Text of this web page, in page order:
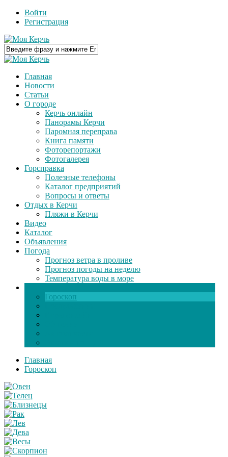
Войти
Регистрация
Главная
Новости
Статьи
О городе
Керчь онлайн
Панорамы Керчи
Паромная переправа
Книга памяти
Фоторепортажи
Фотогалерея
Горсправка
Полезные телефоны
Каталог предприятий
Вопросы и ответы
Отдых в Керчи
Пляжи в Керчи
Видео
Каталог
Объявления
Погода
Прогноз ветра в проливе
Прогноз погоды на неделю
Температура воды в море
Гороскоп
Главная
Гороскоп